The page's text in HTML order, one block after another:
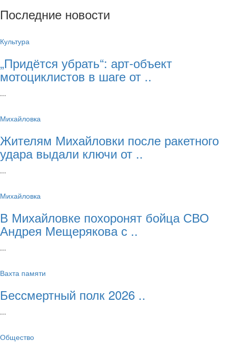
Последние новости
Культура
„Придётся убрать“: арт‑объект
мотоциклистов в шаге от ..
...
Михайловка
Жителям Михайловки после ракетного
удара выдали ключи от ..
...
Михайловка
В Михайловке похоронят бойца СВО
Андрея Мещерякова с ..
...
Вахта памяти
Бессмертный полк 2026 ..
...
Общество